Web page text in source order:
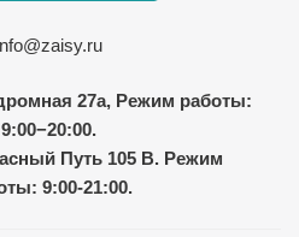
27а, Режим работы:
9:00−20:00.
Путь 105 В. Режим
9:00-21:00.